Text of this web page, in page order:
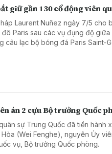
giữ gần 130 cổ động viên
Laurent Nuñez ngày 7/5 cho
Paris sau các vụ đụng độ
câu lạc bộ bóng đá Paris Saint-
án 2 cựu Bộ trưởng Quốc
sự Trung Quốc đã tiến hành
(Wei Fenghe), nguyên Ủy
vụ, Bộ trưởng Quốc phòng.